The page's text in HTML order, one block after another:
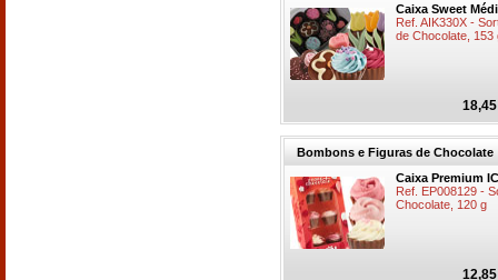
Caixa Sweet
Ref. AIK330X -
de Chocolate, 153
Bombons e Figuras de Chocolate
Caixa Premium
Ref. EP008129 -
Chocolate, 120 g